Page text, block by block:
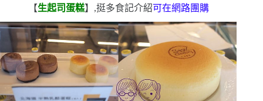
【生起司蛋糕】,挺多食記介紹可在網路團購